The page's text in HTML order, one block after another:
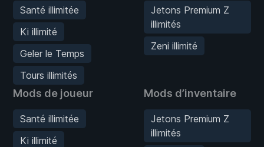
Santé illimitée
Ki illimité
Geler le Temps
Tours illimités
Jetons Premium Z
illimités
Zeni illimité
Mods de joueur
Santé illimitée
Ki illimité
Mods d’inventaire
Jetons Premium Z
illimités